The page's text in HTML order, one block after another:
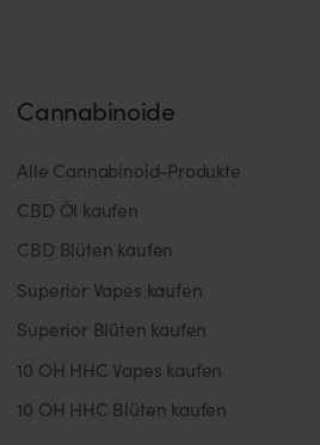
Cannabinoide
Alle Cannabinoid-Produkte
CBD Öl kaufen
CBD Blüten kaufen
Superior Vapes kaufen
Superior Blüten kaufen
10 OH HHC Vapes kaufen
10 OH HHC Blüten kaufen